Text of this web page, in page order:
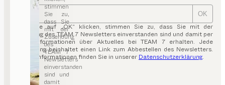
stimmen
Sie zu,
dass Sie
mit der
Zusendung
des
TEAM 7
Newsletters
einverstanden
sind und
damit
OK
Indem Sie auf „OK“ klicken, stimmen Sie zu, dass Sie mit der
Zusendung des TEAM 7 Newsletters einverstanden sind und damit per
E-Mail Informationen über Aktuelles bei TEAM 7 erhalten. Jede
Aussendung beinhaltet einen Link zum Abbestellen des Newsletters.
Weitere Informationen finden Sie in unserer Datenschutzerklärung.